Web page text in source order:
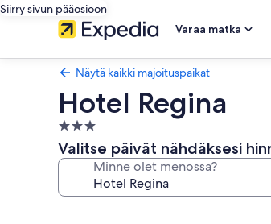
Siirry sivun pääosioon
Varaa matka
Näytä kaikki majoituspaikat
Hotel Regina
3.0
tähden
majoituspaikka
Valitse päivät nähdäksesi
Minne olet menossa?